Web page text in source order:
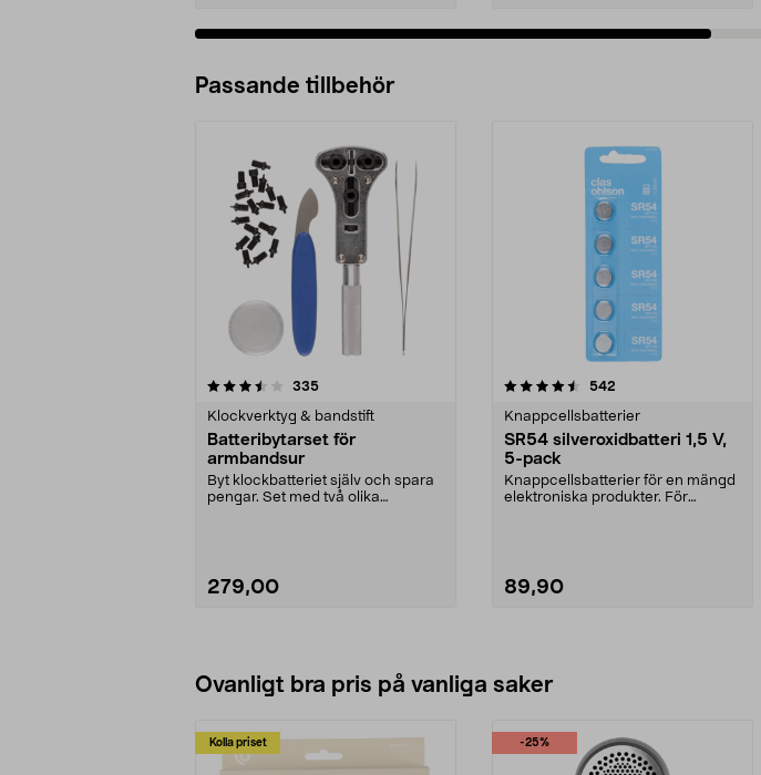
Passande tillbehör
335recensioner
Klockverktyg & bandstift
Batteribytarset för
armbandsur
Byt klockbatteriet själv och spara
pengar. Set med två olika
279,00
4.5av 5 stjärnor 542
Knappcellsbatterier
SR54 silveroxidbatteri 1,5 V,
5-pack
Knappcellsbatterier för en mängd
elektroniska produkter. För
89,90
Ovanligt bra pris på vanliga saker
Kolla priset -25%